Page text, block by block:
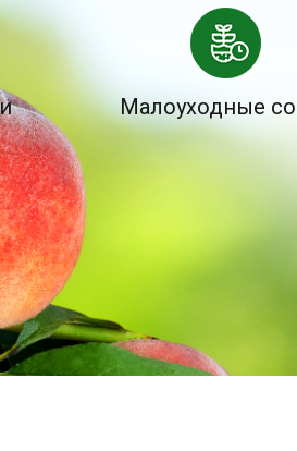
Малоуходные